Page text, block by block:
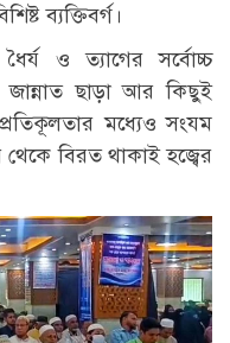
ব্যক্তিবর্গ।
ও ত্যাগের সর্বোচ্চ
ছাড়া আর কিছুই
মধ্যেও সংযম
বিরত থাকাই হজ্বের